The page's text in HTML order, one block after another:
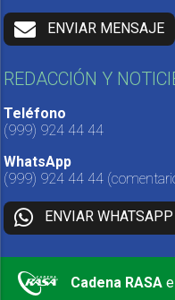
ENVIAR MENSAJE
REDACCIÓN Y
Teléfono
(999) 924 44 44
WhatsApp
(999) 924 44 44
ENVIAR WHATSAPP
Cadena RASA